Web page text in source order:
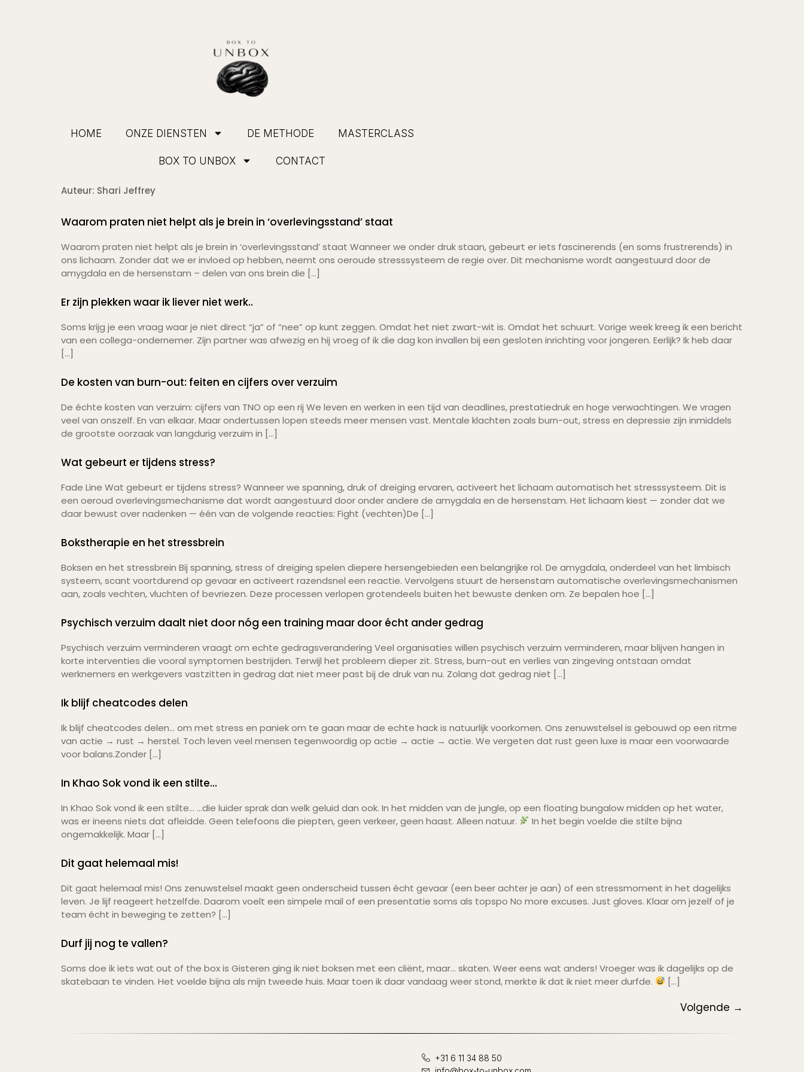
HOME ONZE DIENSTEN DE METHODE MASTERCLASS
BOX TO UNBOX CONTACT
Auteur: Shari Jeffrey
Waarom praten niet helpt als je brein in ‘overlevingsstand’ staat
Waarom praten niet helpt als je brein in ‘overlevingsstand’ staat Wanneer we onder druk staan, gebeurt er iets fascinerends (en soms frustrerends) in
ons lichaam. Zonder dat we er invloed op hebben, neemt ons oeroude stresssysteem de regie over. Dit mechanisme wordt aangestuurd door de
amygdala en de hersenstam – delen van ons brein die […]
Er zijn plekken waar ik liever niet werk..
Soms krijg je een vraag waar je niet direct “ja” of “nee” op kunt zeggen. Omdat het niet zwart-wit is. Omdat het schuurt. Vorige week kreeg ik een bericht
van een collega-ondernemer. Zijn partner was afwezig en hij vroeg of ik die dag kon invallen bij een gesloten inrichting voor jongeren. Eerlijk? Ik heb daar
[…]
De kosten van burn-out: feiten en cijfers over verzuim
De échte kosten van verzuim: cijfers van TNO op een rij We leven en werken in een tijd van deadlines, prestatiedruk en hoge verwachtingen. We vragen
veel van onszelf. En van elkaar. Maar ondertussen lopen steeds meer mensen vast. Mentale klachten zoals burn-out, stress en depressie zijn inmiddels
de grootste oorzaak van langdurig verzuim in […]
Wat gebeurt er tijdens stress?
Fade Line Wat gebeurt er tijdens stress? Wanneer we spanning, druk of dreiging ervaren, activeert het lichaam automatisch het stresssysteem. Dit is
een oeroud overlevingsmechanisme dat wordt aangestuurd door onder andere de amygdala en de hersenstam. Het lichaam kiest — zonder dat we
daar bewust over nadenken — één van de volgende reacties: Fight (vechten)De […]
Bokstherapie en het stressbrein
Boksen en het stressbrein Bij spanning, stress of dreiging spelen diepere hersengebieden een belangrijke rol. De amygdala, onderdeel van het limbisch
systeem, scant voortdurend op gevaar en activeert razendsnel een reactie. Vervolgens stuurt de hersenstam automatische overlevingsmechanismen
aan, zoals vechten, vluchten of bevriezen. Deze processen verlopen grotendeels buiten het bewuste denken om. Ze bepalen hoe […]
Psychisch verzuim daalt niet door nóg een training maar door écht ander gedrag
Psychisch verzuim verminderen vraagt om echte gedragsverandering Veel organisaties willen psychisch verzuim verminderen, maar blijven hangen in
korte interventies die vooral symptomen bestrijden. Terwijl het probleem dieper zit. Stress, burn-out en verlies van zingeving ontstaan omdat
werknemers en werkgevers vastzitten in gedrag dat niet meer past bij de druk van nu. Zolang dat gedrag niet […]
Ik blijf cheatcodes delen
Ik blijf cheatcodes delen… om met stress en paniek om te gaan maar de echte hack is natuurlijk voorkomen. Ons zenuwstelsel is gebouwd op een ritme
van actie → rust → herstel. Toch leven veel mensen tegenwoordig op actie → actie → actie. We vergeten dat rust geen luxe is maar een voorwaarde
voor balans.Zonder […]
In Khao Sok vond ik een stilte…
In Khao Sok vond ik een stilte… …die luider sprak dan welk geluid dan ook. In het midden van de jungle, op een floating bungalow midden op het water,
was er ineens niets dat afleidde. Geen telefoons die piepten, geen verkeer, geen haast. Alleen natuur.
In het begin voelde die stilte bijna
ongemakkelijk. Maar […]
Dit gaat helemaal mis!
Dit gaat helemaal mis! Ons zenuwstelsel maakt geen onderscheid tussen écht gevaar (een beer achter je aan) of een stressmoment in het dagelijks
leven. Je lijf reageert hetzelfde. Daarom voelt een simpele mail of een presentatie soms als topspo No more excuses. Just gloves. Klaar om jezelf of je
team écht in beweging te zetten? […]
Durf jij nog te vallen?
Soms doe ik iets wat out of the box is Gisteren ging ik niet boksen met een cliënt, maar… skaten. Weer eens wat anders! Vroeger was ik dagelijks op de
skatebaan te vinden. Het voelde bijna als mijn tweede huis. Maar toen ik daar vandaag weer stond, merkte ik dat ik niet meer durfde.
[…]
Volgende →
+31 6 11 34 88 50